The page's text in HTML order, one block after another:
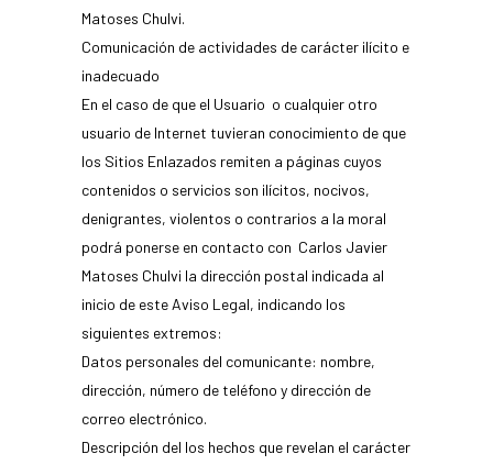
Matoses Chulvi.
Comunicación de actividades de carácter ilícito e
inadecuado
En el caso de que el Usuario o cualquier otro
usuario de Internet tuvieran conocimiento de que
los Sitios Enlazados remiten a páginas cuyos
contenidos o servicios son ilícitos, nocivos,
denigrantes, violentos o contrarios a la moral
podrá ponerse en contacto con Carlos Javier
Matoses Chulvi la dirección postal indicada al
inicio de este Aviso Legal, indicando los
siguientes extremos:
Datos personales del comunicante: nombre,
dirección, número de teléfono y dirección de
correo electrónico.
Descripción del los hechos que revelan el carácter